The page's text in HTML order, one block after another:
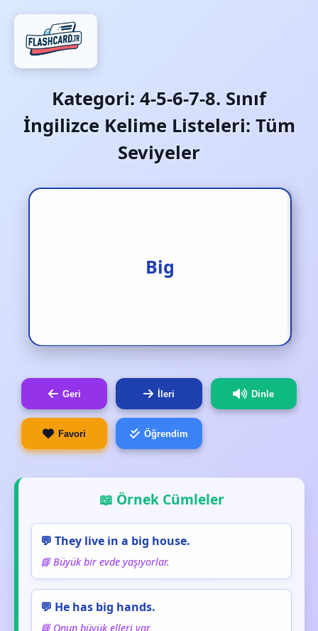
Kategori: 4-5-6-7-8. Sınıf
İngilizce Kelime Listeleri: Tüm
Seviyeler
Big
Büyük
Geri İleri Dinle
Favori Öğrendim
📖 Örnek Cümleler
💬 They live in a big house.
📘 Büyük bir evde yaşıyorlar.
💬 He has big hands.
📘 Onun büyük elleri var.